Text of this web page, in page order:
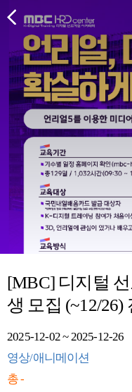
[MBC] 디지털
생 모집 (~12/26)
2025-12-02 ~ 2025-12-26
영상/애니메이션
총 -